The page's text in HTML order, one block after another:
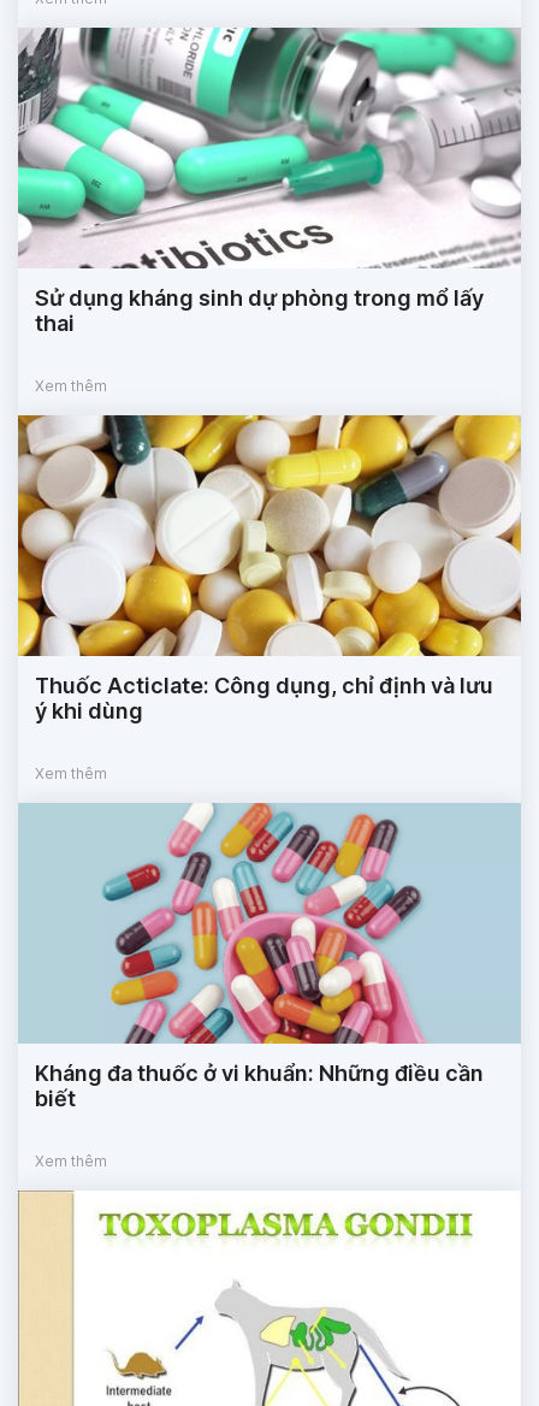
Sử dụng kháng sinh dự phòng trong mổ lấy
thai
Xem thêm
Thuốc Acticlate: Công dụng, chỉ định và lưu
ý khi dùng
Xem thêm
Kháng đa thuốc ở vi khuẩn: Những điều cần
biết
Xem thêm